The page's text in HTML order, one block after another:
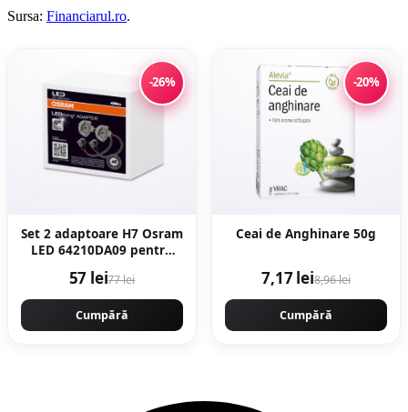
Sursa: Financiarul.ro.
-26%
Set 2 adaptoare H7 Osram
LED 64210DA09 pentru
57 lei77 lei
Cumpără
-20%
Ceai de Anghinare 50g
7,17 lei8,96 lei
Cumpără